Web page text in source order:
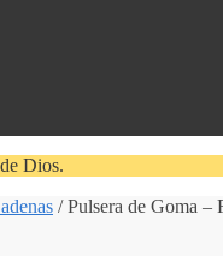
Dios.
/Pulsera de Goma –